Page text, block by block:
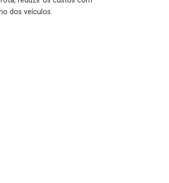
dos veículos.